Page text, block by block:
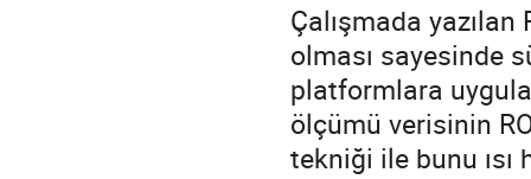
Çalışmada
olması sayesinde
platformlara
ölçümü verisinin
tekniği ile bunu